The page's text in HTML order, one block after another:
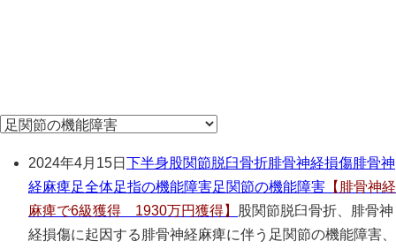
2024年4月15日 下半身股関節脱臼骨折腓骨神経損傷腓骨神
経麻痺足全体足指の機能障害足関節の機能障害 【腓骨神経
麻痺で6級獲得 1930万円獲得】
股関節脱臼骨折、腓骨神
経損傷に起因する腓骨神経麻痺に伴う足関節の機能障害、